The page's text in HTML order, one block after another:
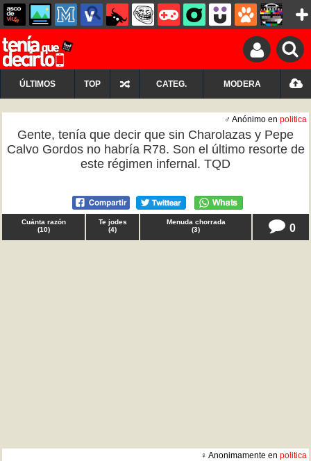
ÚLTIMOS TOP CATEG. MODERA
♂ Anónimo en politica
Gente, tenía que decir que sin Charolazas y Pepe
Calvo Gordos no habría R78. Son el último resorte de
este régimen infernal. TQD
Cuánta razón
(10)
Te jodes
(4)
Menuda chorrada
(3) 0
♀ Anonimamente en politica